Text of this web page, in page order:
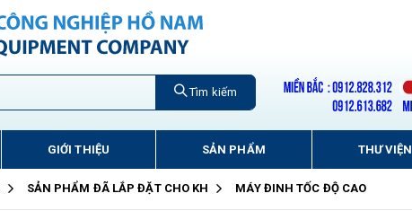
Tìm kiếm
GIỚI THIỆU SẢN PHẨM THƯ VIỆN
SẢN PHẨM ĐÃ LẮP ĐẶT CHO KH MÁY ĐINH TỐC ĐỘ CAO